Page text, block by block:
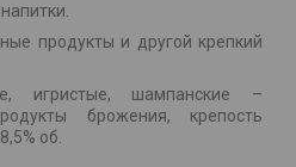
продукты и другой крепкий
игристые, шампанские –
брожения, крепость
об.